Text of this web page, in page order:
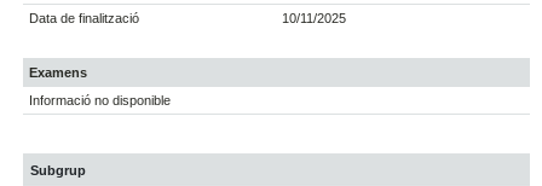
Data de finalització
10/11/2025
Examens
Informació no disponible
Subgrup